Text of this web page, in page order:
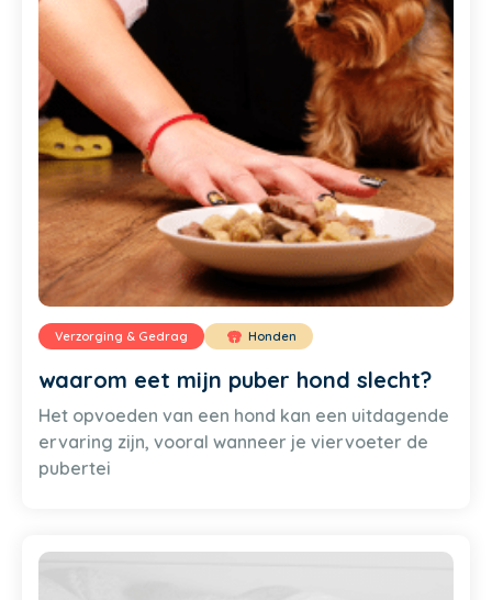
Verzorging & Gedrag Honden
waarom eet mijn puber hond slecht?
Het opvoeden van een hond kan een uitdagende
ervaring zijn, vooral wanneer je viervoeter de
pubertei